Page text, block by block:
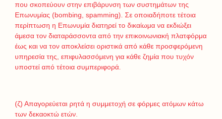
που σκοπεύουν στην επιβάρυνση των συστημάτων της
Επωνυμίας (bombing, spamming). Σε οποιαδήποτε τέτοια
περίπτωση η Επωνυμία διατηρεί το δικαίωμα να εκδιώξει
άμεσα τον διαταράσσοντα από την επικοινωνιακή πλατφόρμα
έως και να τον αποκλείσει οριστικά από κάθε προσφερόμενη
υπηρεσία της, επιφυλασσόμενη για κάθε ζημία που τυχόν
υποστεί από τέτοια συμπεριφορά.
(ζ) Απαγορεύεται ρητά η συμμετοχή σε φόρμες ατόμων κάτω
των δεκαοκτώ ετών.